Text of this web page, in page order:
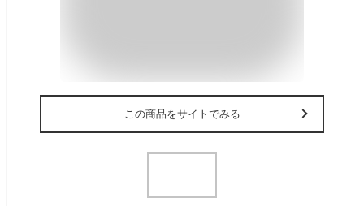
この商品をサイトでみる